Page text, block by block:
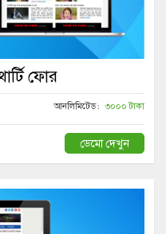
ফোর
আনলিমিটেড : ৩০০০ টাকা
ডেমো দেখুন